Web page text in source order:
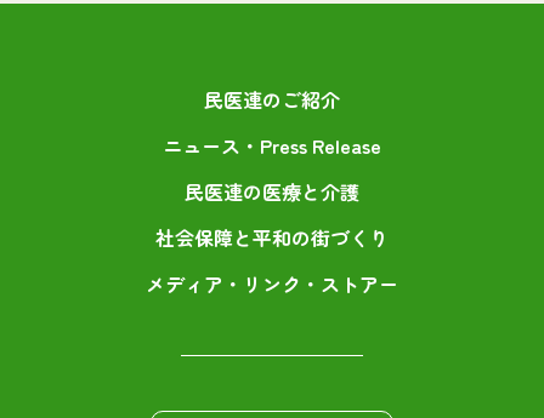
民医連のご紹介
ニュース・Press Release
民医連の医療と介護
社会保障と平和の街づくり
メディア・リンク・ストアー